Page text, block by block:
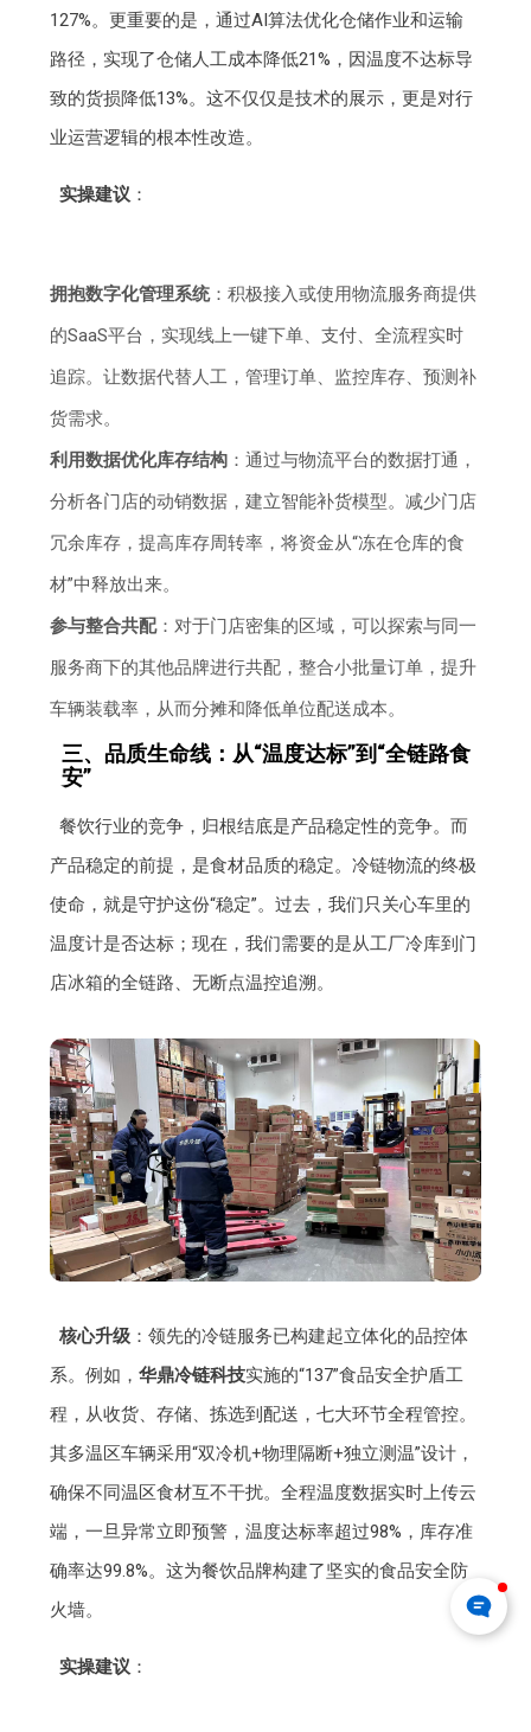
127%。更重要的是，通过AI算法优化仓储作业和运输
路径，实现了仓储人工成本降低21%，因温度不达标导
致的货损降低13%。这不仅仅是技术的展示，更是对行
业运营逻辑的根本性改造。
实操建议 ：
拥抱数字化管理系统：积极接入或使用物流服务商提供
的SaaS平台，实现线上一键下单、支付、全流程实时
追踪。让数据代替人工，管理订单、监控库存、预测补
货需求。
利用数据优化库存结构 ：通过与物流平台的数据打通，
分析各门店的动销数据，建立智能补货模型。减少门店
冗余库存，提高库存周转率，将资金从“冻在仓库的食
材”中释放出来。
参与整合共配：对于门店密集的区域，可以探索与同一
服务商下的其他品牌进行共配，整合小批量订单，提升
车辆装载率，从而分摊和降低单位配送成本。
三、品质生命线：从“温度达标”到“全链路食
安”
餐饮行业的竞争，归根结底是产品稳定性的竞争。而
产品稳定的前提，是食材品质的稳定。冷链物流的终极
使命，就是守护这份“稳定”。过去，我们只关心车里的
温度计是否达标；现在，我们需要的是从工厂冷库到门
店冰箱的全链路、无断点温控追溯。
核心升级：领先的冷链服务已构建起立体化的品控体
系。例如，华鼎冷链科技实施的“137”食品安全护盾工
程，从收货、存储、拣选到配送，七大环节全程管控。
其多温区车辆采用“双冷机+物理隔断+独立测温”设计，
确保不同温区食材互不干扰。全程温度数据实时上传云
端，一旦异常立即预警，温度达标率超过98%，库存准
确率达99.8%。这为餐饮品牌构建了坚实的食品安全防
火墙。
实操建议 ：